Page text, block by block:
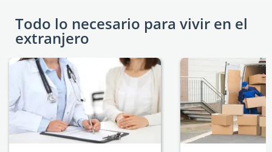
Todo lo necesario para vivir en el
extranjero